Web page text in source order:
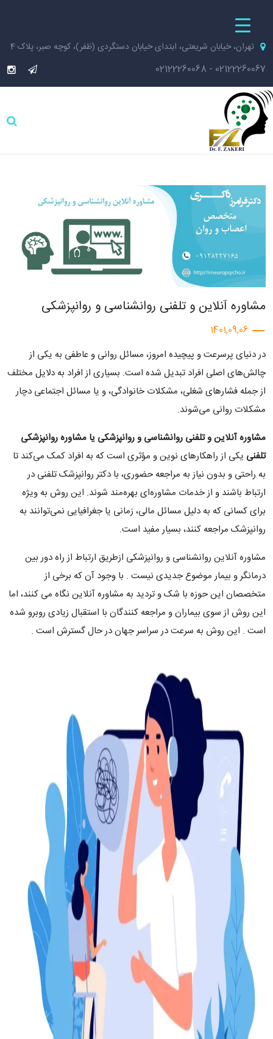
تهران، خیابان شریعتی، ابتدای خیابان دستگردی (ظفر)، کوچه صبر، پلاک 4
02122260067
-
02122260068
مشاوره آنلاین و تلفنی روانشناسی و روانپزشکی
1401,09,06
در دنیای پرسرعت و پیچیده امروز، مسائل روانی و عاطفی به یکی از
چالش‌های اصلی افراد تبدیل شده است. بسیاری از افراد به دلایل مختلف
از جمله فشارهای شغلی، مشکلات خانوادگی، و یا مسائل اجتماعی دچار
مشکلات روانی می‌شوند.
مشاوره آنلاین و تلفنی روانشناسی و روانپزشکی یا مشاوره روانپزشکی
تلفنی یکی از راهکارهای نوین و مؤثری است که به افراد کمک می‌کند تا
به راحتی و بدون نیاز به مراجعه حضوری، با دکتر روانپزشک تلفنی در
ارتباط باشند و از خدمات مشاوره‌ای بهره‌مند شوند. این روش به ویژه
برای کسانی که به دلیل مسائل مالی، زمانی یا جغرافیایی نمی‌توانند به
روانپزشک مراجعه کنند، بسیار مفید است.
مشاوره آنلاین روانشناسی و روانپزشکی ازطریق ارتباط از راه دور بین
درمانگر و بیمار موضوع جدیدی نیست . با وجود آن که برخی از
متخصصان این حوزه با شک و تردید به مشاوره آنلاین نگاه می کنند، اما
این روش از سوی بیماران و مراجعه کنندگان با استقبال زیادی روبرو شده
است . این روش به سرعت در سراسر جهان در حال گسترش است .